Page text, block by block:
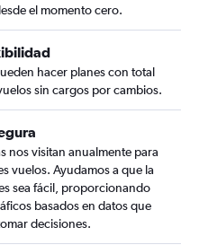
el momento cero.
hacer planes con total
sin cargos por cambios.
nos visitan anualmente para
vuelos. Ayudamos a que la
sea fácil, proporcionando
basados en datos que
decisiones.